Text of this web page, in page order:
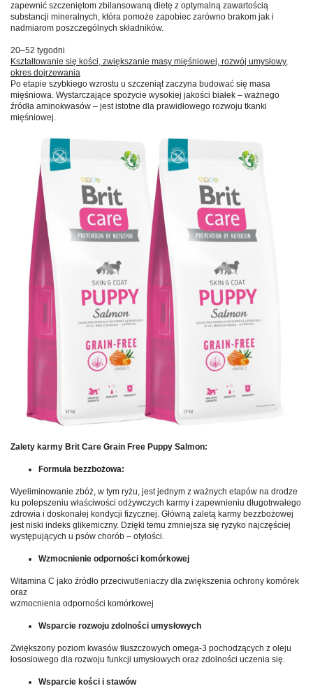
zapewnić szczeniętom zbilansowaną dietę z optymalną zawartością
substancji mineralnych, która pomoże zapobiec zarówno brakom jak i
nadmiarom poszczególnych składników.
20–52 tygodni
Kształtowanie się kości, zwiększanie masy mięśniowej, rozwój umysłowy,
okres dojrzewania
Po etapie szybkiego wzrostu u szczeniąt zaczyna budować się masa
mięśniowa. Wystarczające spożycie wysokiej jakości białek – ważnego
źródła aminokwasów – jest istotne dla prawidłowego rozwoju tkanki
mięśniowej.
Zalety karmy Brit Care Grain Free Puppy Salmon:
Formuła bezzbożowa:
Wyeliminowanie zbóż, w tym ryżu, jest jednym z ważnych etapów na drodze
ku polepszeniu właściwości odżywczych karmy i zapewnieniu długotrwałego
zdrowia i doskonałej kondycji fizycznej. Główną zaletą karmy bezzbożowej
jest niski indeks glikemiczny. Dzięki temu zmniejsza się ryzyko najczęściej
występujących u psów chorób – otyłości.
Wzmocnienie odporności komórkowej
Witamina C jako źródło przeciwutleniaczy dla zwiększenia ochrony komórek
oraz
wzmocnienia odporności komórkowej
Wsparcie rozwoju zdolności umysłowych
Zwiększony poziom kwasów tłuszczowych omega-3 pochodzących z oleju
łososiowego dla rozwoju funkcji umysłowych oraz zdolności uczenia się.
Wsparcie kości i stawów